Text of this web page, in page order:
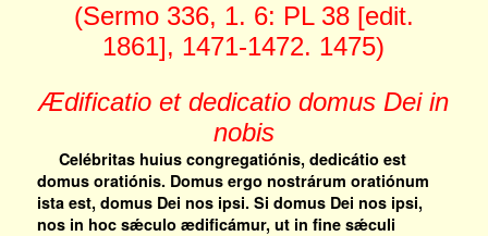
(Sermo 336, 1. 6: PL 38 [edit.
1861], 1471-1472. 1475)
Ædificatio et dedicatio domus Dei in
nobis
Celébritas huius congregatiónis, dedicátio est
domus oratiónis. Domus ergo nostrárum oratiónum
ista est, domus Dei nos ipsi. Si domus Dei nos ipsi,
nos in hoc sǽculo ædificámur, ut in fine sǽculi